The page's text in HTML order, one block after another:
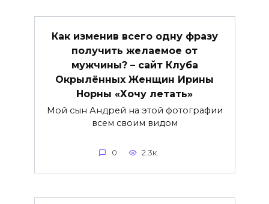
Как изменив всего одну фразу
получить желаемое от
мужчины? – сайт Клуба
Окрылённых Женщин Ирины
Норны «Хочу летать»
Мой сын Андрей на этой фотографии
всем своим видом
0 2.3к.